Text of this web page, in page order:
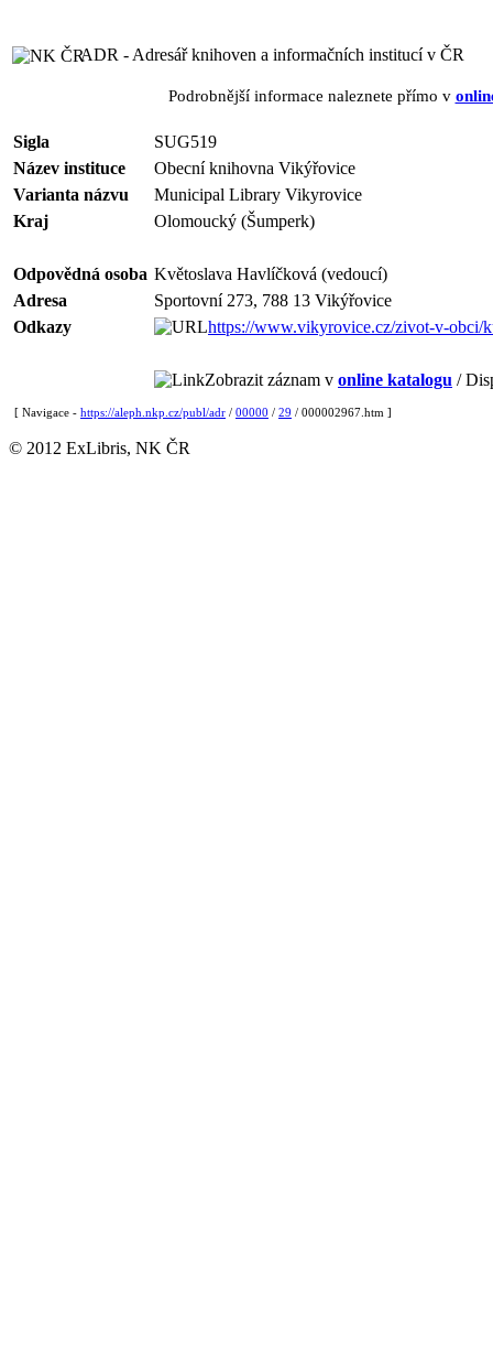
ADR - Adresář knihoven a informačních institucí v ČR
Podrobnější informace naleznete přímo v
Sigla
SUG519
Název instituce
Obecní knihovna Vikýřovice
Varianta názvu
Municipal Library Vikyrovice
Kraj
Olomoucký (Šumperk)
Odpovědná osoba Květoslava Havlíčková (vedoucí)
Adresa
Sportovní 273, 788 13 Vikýřovice
Odkazy
https://www.vikyrovice.cz/zivot-v-obci/
Zobrazit záznam v online katalogu /
[ Navigace - https://aleph.nkp.cz/publ/adr / 00000 / 29 / 000002967.htm ]
© 2012 ExLibris, NK ČR